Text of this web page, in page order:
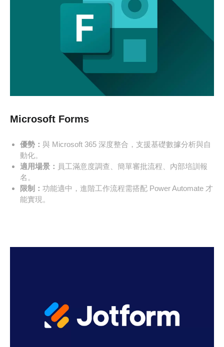
Microsoft Forms
優勢：與 Microsoft 365 深度整合，支援基礎數據分析與自
動化。
適用場景： 員工滿意度調查、簡單審批流程、內部培訓報
名。
限制：功能適中，進階工作流程需搭配 Power Automate 才
能實現。